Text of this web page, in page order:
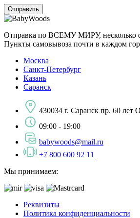
Отправка по ВСЕМУ МИРУ, несколько
Пункты самовывоза почти в каждом
Москва
Санкт-Петербург
Казань
Саранск
430034 г. Саранск пр. 60 лет
09:00 - 19:00
babywoods@mail.ru
+7 800 600 92 11
Мы принимаем:
Реквизиты
Политика конфиденциальности